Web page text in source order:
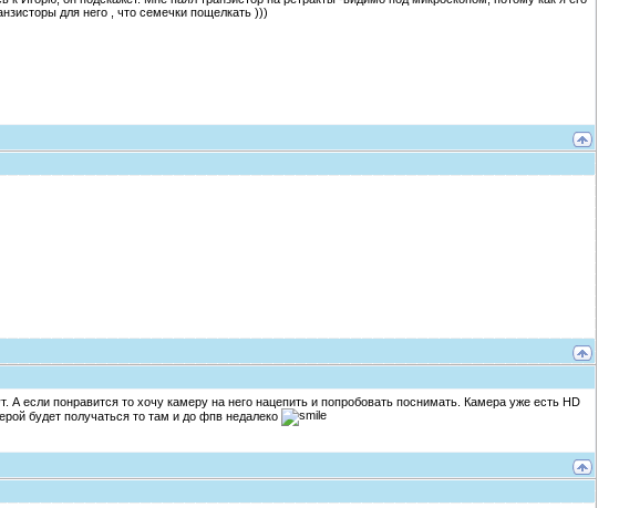
для него , что семечки пощелкать )))
если понравится то хочу камеру на него нацепить и попробовать поснимать. Камера уже есть HD
будет получаться то там и до фпв недалеко